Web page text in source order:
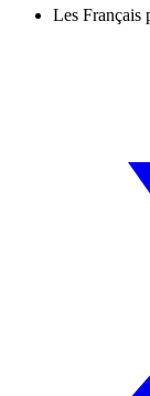
Les Français